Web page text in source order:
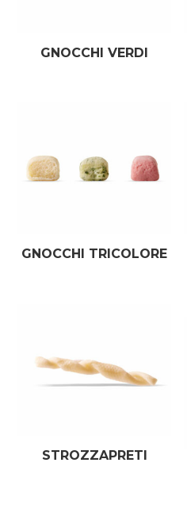
GNOCCHI VERDI
GNOCCHI TRICOLORE
STROZZAPRETI